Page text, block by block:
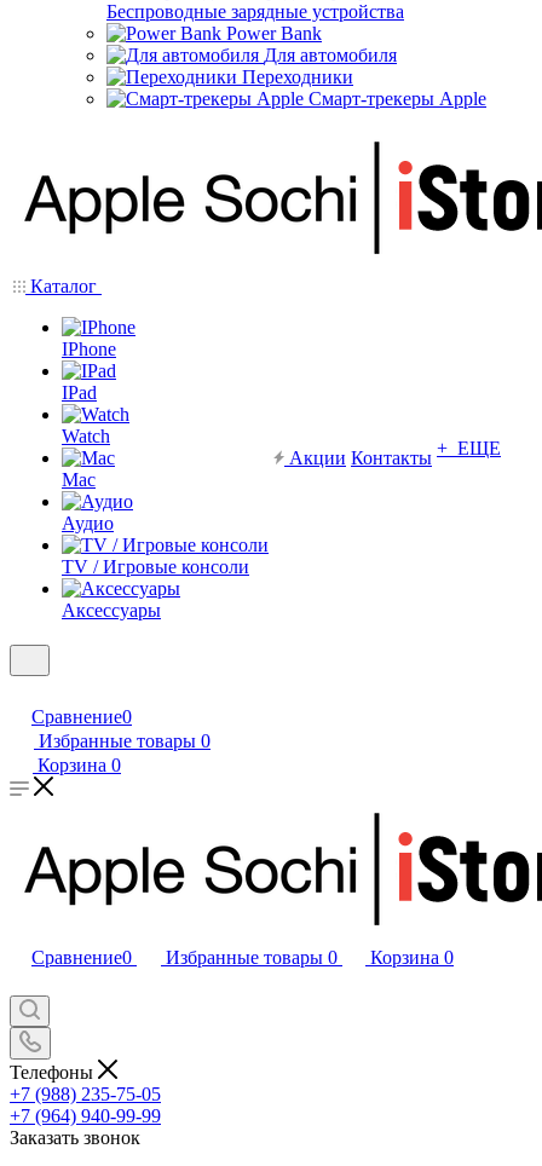
Беспроводные зарядные устройства
Power Bank
Для автомобиля
Переходники
Смарт-трекеры Apple
Каталог
IPhone
IPad
Watch
Mac
Аудио
TV / Игровые консоли
Аксессуары
Акции Контакты + ЕЩЕ
Сравнение0
Избранные товары 0
Корзина 0
Сравнение0 Избранные товары 0 Корзина 0
Телефоны
+7 (988) 235-75-05
+7 (964) 940-99-99
Заказать звонок